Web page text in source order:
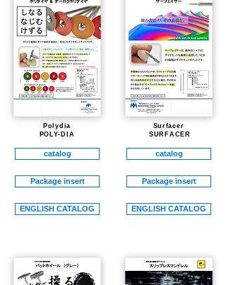
​Polydia
POLY-DIA
catalog
Package insert
ENGLISH CATALOG
Surfacer
​ SURFACER
catalog
Package insert
ENGLISH CATALOG